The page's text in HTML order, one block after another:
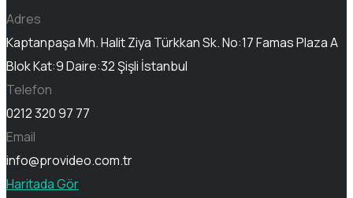
Adres
Kaptanpaşa Mh. Halit Ziya Türkkan Sk. No:17 Famas Plaza A
Blok Kat:9 Daire:32 Şişli İstanbul
Telefon
0212 320 97 77
Email
info@provideo.com.tr
Haritada Gör